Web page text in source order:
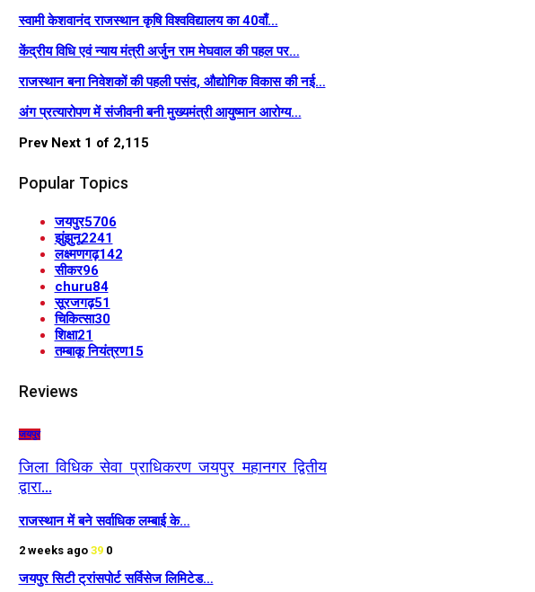
स्वामी केशवानंद राजस्थान कृषि विश्वविद्यालय का 40वाँ…
केंद्रीय विधि एवं न्याय मंत्री अर्जुन राम मेघवाल की पहल पर…
राजस्थान बना निवेशकों की पहली पसंद, औद्योगिक विकास की नई…
अंग प्रत्यारोपण में संजीवनी बनी मुख्यमंत्री आयुष्मान आरोग्य…
Prev Next 1 of 2,115
Popular Topics
जयपुर5706
झुंझुनू2241
लक्ष्मणगढ़142
सीकर96
churu84
सूरजगढ़51
चिकित्सा30
शिक्षा21
तम्बाकू नियंत्रण15
Reviews
जयपुर
जिला विधिक सेवा प्राधिकरण जयपुर महानगर द्वितीय
द्वारा…
राजस्थान में बने सर्वाधिक लम्बाई के…
2 weeks ago 39 0
जयपुर सिटी ट्रांसपोर्ट सर्विसेज लिमिटेड…